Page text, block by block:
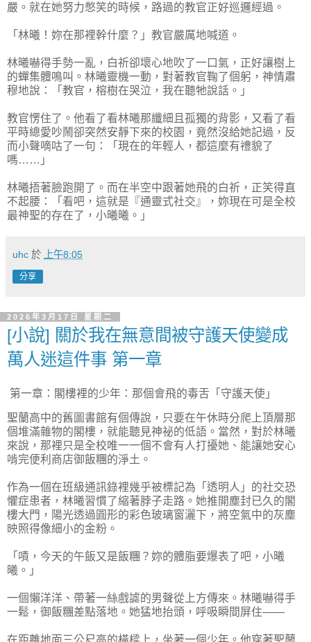
嚴。就在她努力憋笑的時候，路過的教官正好巡邏經過。
「林曦！妳在那裡幹什麼？」教官嚴厲地喊道。
林曦嚇得手勢一亂，白祈卻壞心地吹了一口氣，正好讓樹上
的蟬集體鳴叫。林曦靈機一動，對著教官鞠了個躬，神情肅
穆地說：「教官，榕樹在哭泣，我在聽牠說話。」
教官愣住了。他看了看林曦那纖細且孤獨的背影，又看了看
平時總愛吵鬧卻突然安靜下來的校園，竟然沒給她記過，反
而小聲嘀咕了一句：「現在的年輕人，都這麼有禮貌了
嗎……」
林曦捂著臉跑開了。而在半空中跟著她飛的白祈，正笑得直
不起腰：「看吧，這就是『通靈式社交』，妳現在可是全校
最神聖的存在了，小曦曦。」
uhc 於 上午8:05
分享
2026年3月17日 星期二
[小說] 關於我在無意間被守護天使變成
萬人迷這件事 第一章
第一章：閣樓裡的少年：那個會飛的毒舌「守護天使」
聖蘭高中的舊圖書館有個傳說，只要在午休時分爬上頂層那
個堆滿雜物的閣樓，就能聽見神祕的低語。當然，對於林曦
來說，那裡只是全校唯一一個不會有人打擾她、能讓她安心
啃完便利商店御飯糰的淨土。
作為一個在班級通訊錄裡幾乎被標記為「透明人」的社交恐
懼症患者，林曦習慣了縮著脖子走路。她推開塵封已久的閣
樓大門，陽光透過圓形的彩色玻璃窗灑下，將空氣中的灰塵
映照得像細小的金粉。
「嘖，今天的午飯又是飯糰？妳的體脂要爆表了吧，小曦
曦。」
一個懶洋洋、帶著一絲戲謔的男聲從上方傳來。林曦嚇得手
一鬆，御飯糰差點落地。她猛地抬頭，呼吸瞬間屏住——